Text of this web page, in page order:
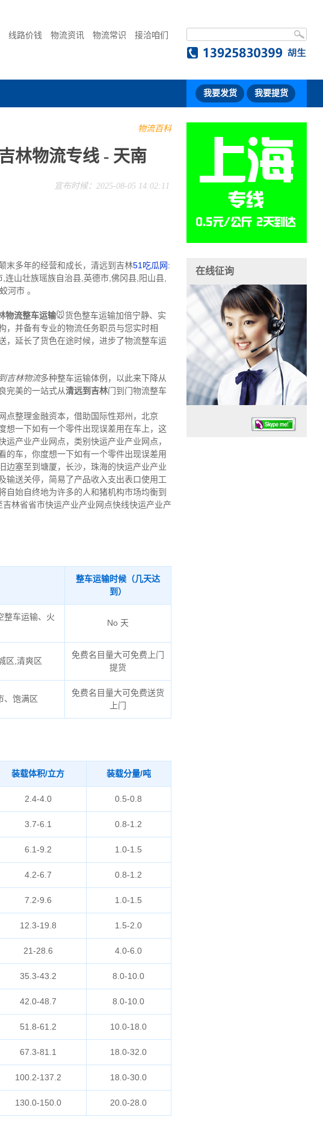
线路价钱 物流资讯 物流常识 接洽咱们
我要发货 我要提货
物流百科
林物流专线 - 天南
宣布时候：2025-08-05 14:02:11
末多年的经营和成长，清远到吉林51吃瓜网:
山壮族瑶族自治县,英德市,佛冈县,阳山县,
河市 。
物流整车运输🐭货色整车运输加倍宁静、实
，并备有专业的物流任务职员与您实时相
，延长了货色在途时候，进步了物流整车运
吉林物流多种整车运输体例，以此来下降从
完美的一站式从清远到吉林门到门物流整车
点整理金融资本，借助国际性郑州，北京
想一下如有一个零件出现误差用在车上，这
产业产业网点，类别快运产业产业网点，
的车，你度想一下如有一个零件出现误差用
边塞至到塘厦，长沙，珠海的快运产业产业
输送关停，简易了产品收入支出表口使用工
始自终地为许多的人和猪机构市场均衡到
林省省市快运产业产业网点快线快运产业产
整车运输时候（几天达
到）
整车运输、火
No 天
区,清爽区
免费名目量大可免费上门
提货
、饱满区
免费名目量大可免费送货
上门
装载体积/立方 装载分量/吨
2.4-4.0 0.5-0.8
3.7-6.1 0.8-1.2
6.1-9.2 1.0-1.5
4.2-6.7 0.8-1.2
7.2-9.6 1.0-1.5
12.3-19.8 1.5-2.0
21-28.6 4.0-6.0
35.3-43.2 8.0-10.0
42.0-48.7 8.0-10.0
51.8-61.2 10.0-18.0
67.3-81.1 18.0-32.0
100.2-137.2 18.0-30.0
130.0-150.0 20.0-28.0
在线征询